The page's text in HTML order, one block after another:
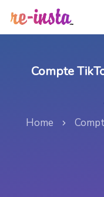
Compte
Home